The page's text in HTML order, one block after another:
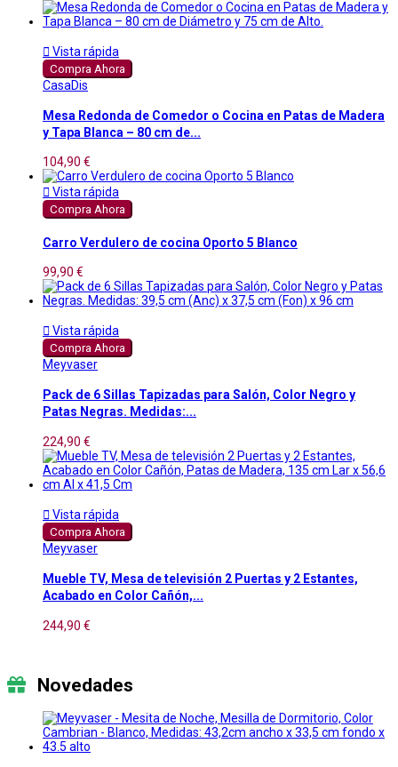
 Vista rápida
Compra Ahora
CasaDis
Mesa Redonda de Comedor o Cocina en Patas de Madera
y Tapa Blanca – 80 cm de...
104,90 €
 Vista rápida
Compra Ahora
Carro Verdulero de cocina Oporto 5 Blanco
99,90 €
 Vista rápida
Compra Ahora
Meyvaser
Pack de 6 Sillas Tapizadas para Salón, Color Negro y
Patas Negras. Medidas:...
224,90 €
 Vista rápida
Compra Ahora
Meyvaser
Mueble TV, Mesa de televisión 2 Puertas y 2 Estantes,
Acabado en Color Cañón,...
244,90 €
Novedades